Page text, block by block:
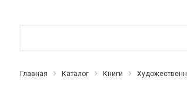
Главная Каталог Книги